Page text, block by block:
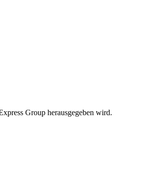
Group herausgegeben wird.